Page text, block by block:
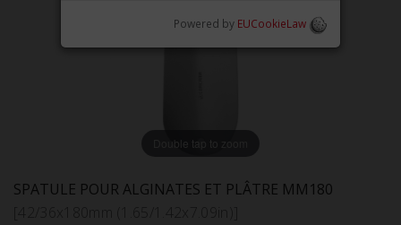
Double tap to zoom
SPATULE POUR ALGINATES ET PLÂTRE MM180
Powered by EUCookieLaw